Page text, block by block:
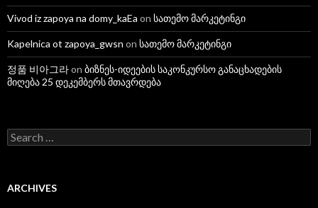
Vivod iz zapoya na domy_kaEa on სათემო მარკეტინგი
Kapelnica ot zapoya_gwsn on სათემო მარკეტინგი
정품 비아그라on ბიზნეს-იდეების საკონკურსო განაცხადების
მიღება 25 დეკემბერს მთავრდება
S
e
c
ARCHIVES